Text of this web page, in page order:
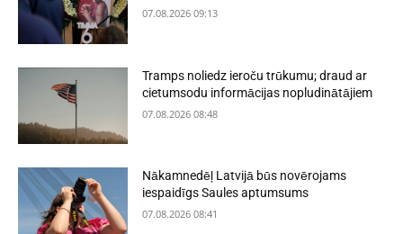
07.08.2026 09:13
Tramps noliedz ieroču trūkumu; draud ar
cietumsodu informācijas nopludinātājiem
07.08.2026 08:48
Nākamnedēļ Latvijā būs novērojams
iespaidīgs Saules aptumsums
07.08.2026 08:41